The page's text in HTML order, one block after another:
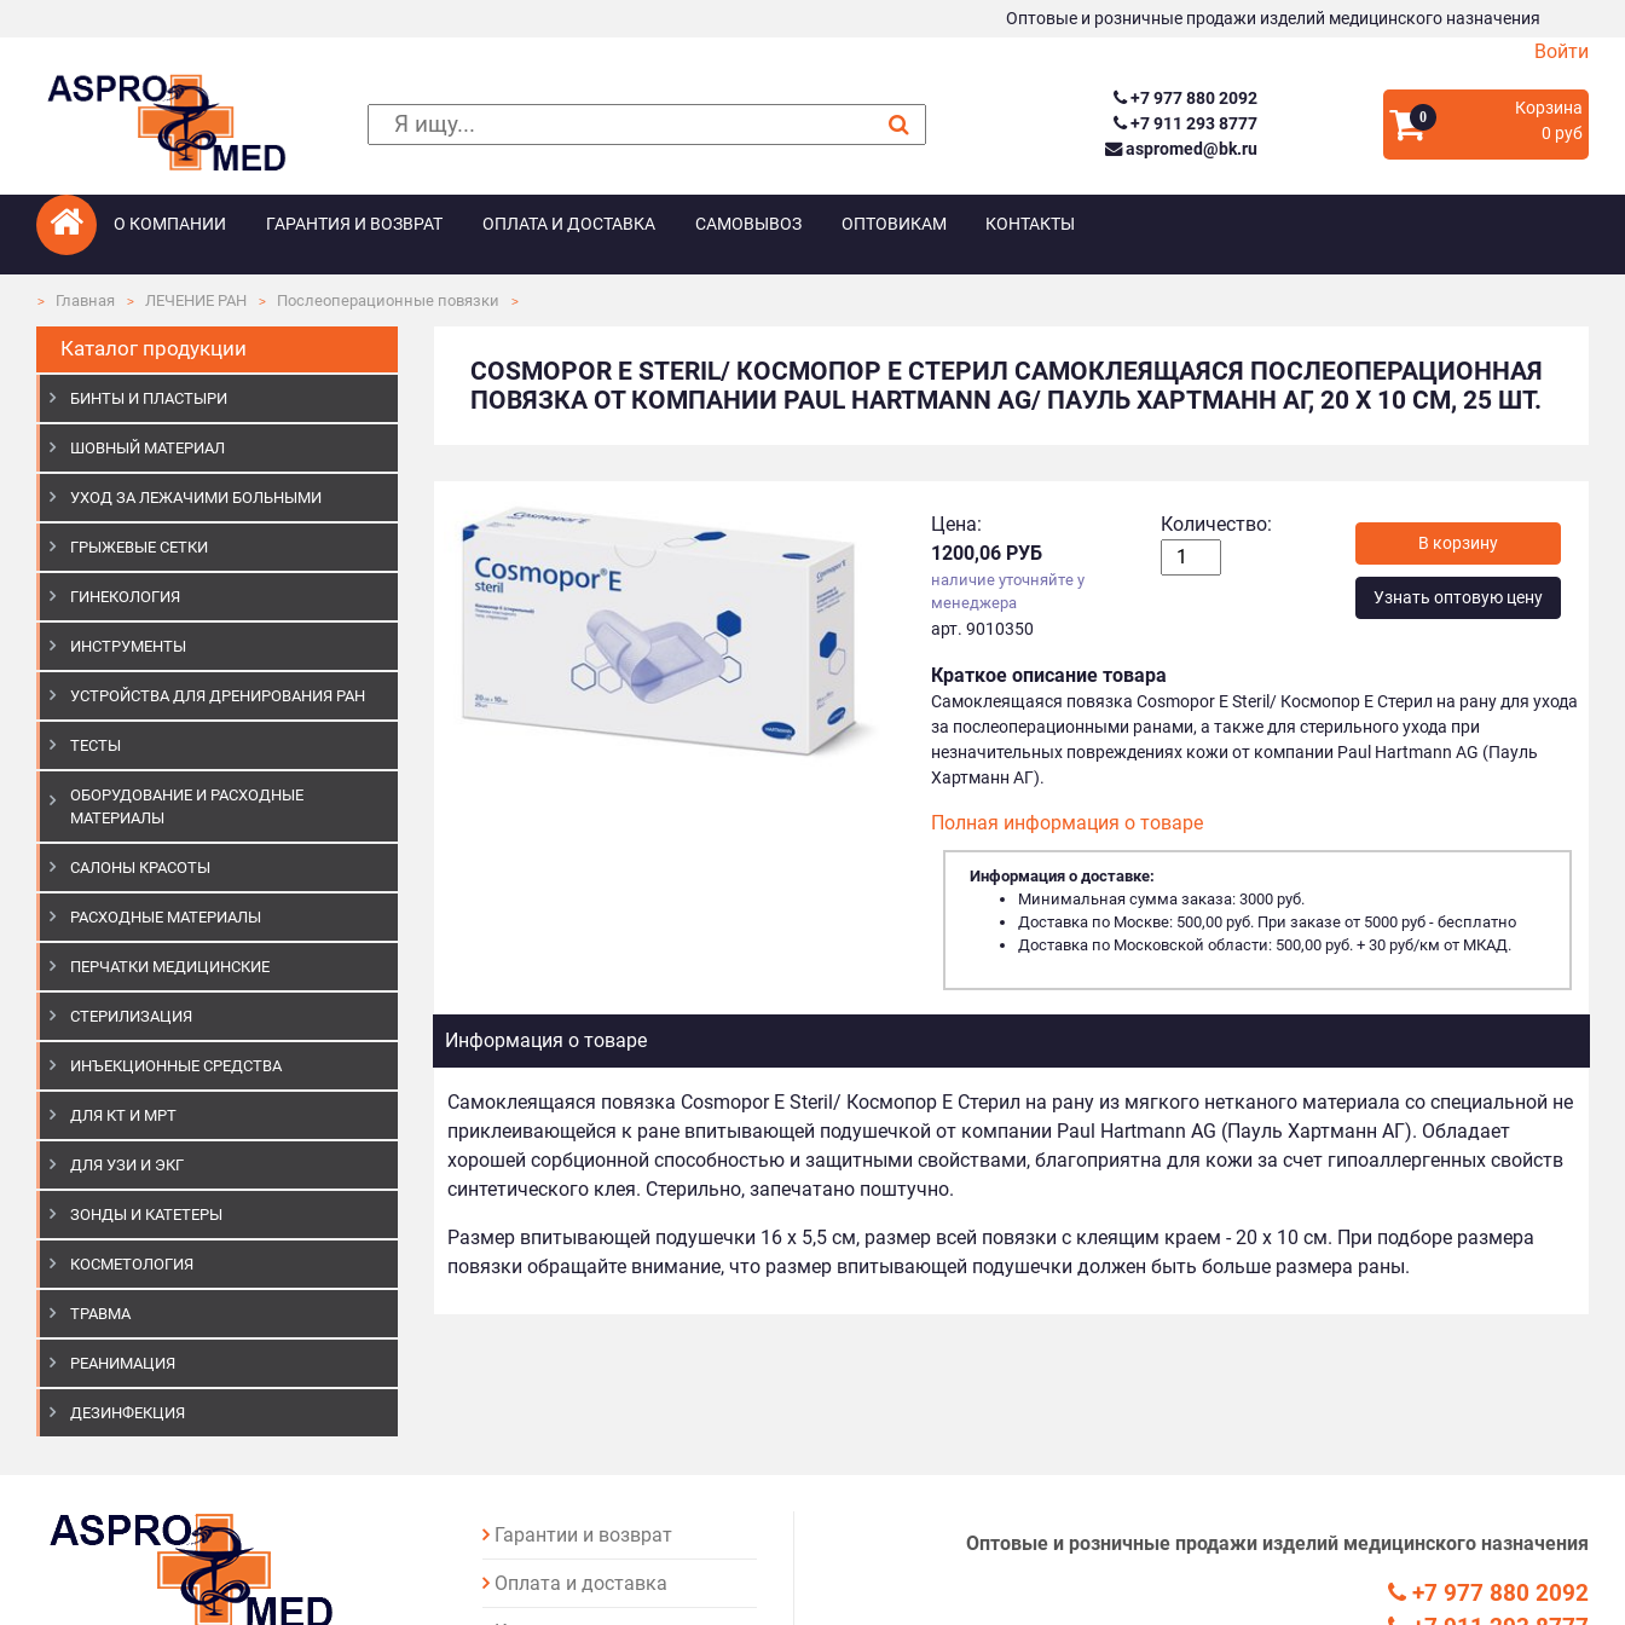
Оптовые и розничные продажи изделий медицинского назначения
Войти
+7 977 880 2092
+7 911 293 8777
aspromed@bk.ru
0
Корзина
0 руб
О КОМПАНИИ ГАРАНТИЯ И ВОЗВРАТ ОПЛАТА И ДОСТАВКА САМОВЫВОЗ ОПТОВИКАМ КОНТАКТЫ
Главная ЛЕЧЕНИЕ РАН Послеоперационные повязки
Каталог продукции
БИНТЫ И ПЛАСТЫРИ
ШОВНЫЙ МАТЕРИАЛ
УХОД ЗА ЛЕЖАЧИМИ БОЛЬНЫМИ
ГРЫЖЕВЫЕ СЕТКИ
ГИНЕКОЛОГИЯ
ИНСТРУМЕНТЫ
УСТРОЙСТВА ДЛЯ ДРЕНИРОВАНИЯ РАН
ТЕСТЫ
ОБОРУДОВАНИЕ И РАСХОДНЫЕ
МАТЕРИАЛЫ
САЛОНЫ КРАСОТЫ
РАСХОДНЫЕ МАТЕРИАЛЫ
ПЕРЧАТКИ МЕДИЦИНСКИЕ
СТЕРИЛИЗАЦИЯ
ИНЪЕКЦИОННЫЕ СРЕДСТВА
ДЛЯ КТ И МРТ
ДЛЯ УЗИ И ЭКГ
ЗОНДЫ И КАТЕТЕРЫ
КОСМЕТОЛОГИЯ
ТРАВМА
РЕАНИМАЦИЯ
ДЕЗИНФЕКЦИЯ
COSMOPOR E STERIL/ КОСМОПОР E СТЕРИЛ САМОКЛЕЯЩАЯСЯ ПОСЛЕОПЕРАЦИОННАЯ
ПОВЯЗКА ОТ КОМПАНИИ PAUL HARTMANN AG/ ПАУЛЬ ХАРТМАНН АГ, 20 Х 10 СМ, 25 ШТ.
Цена:
1200,06 РУБ
наличие уточняйте у
менеджера
арт. 9010350
Количество:
Узнать оптовую цену
Краткое описание товара
Самоклеящаяся повязка Cosmopor E Steril/ Космопор E Стерил на рану для ухода
за послеоперационными ранами, а также для стерильного ухода при
незначительных повреждениях кожи от компании Paul Hartmann AG (Пауль
Хартманн АГ).
Полная информация о товаре
Информация о доставке:
Минимальная сумма заказа: 3000 руб.
Доставка по Москве: 500,00 руб. При заказе от 5000 руб - бесплатно
Доставка по Московской области: 500,00 руб. + 30 руб/км от МКАД.
Информация о товаре
Самоклеящаяся повязка Cosmopor E Steril/ Космопор E Стерил на рану из мягкого нетканого материала со специальной не
приклеивающейся к ране впитывающей подушечкой от компании Paul Hartmann AG (Пауль Хартманн АГ). Обладает
хорошей сорбционной способностью и защитными свойствами, благоприятна для кожи за счет гипоаллергенных свойств
синтетического клея. Стерильно, запечатано поштучно.
Размер впитывающей подушечки 16 х 5,5 см, размер всей повязки с клеящим краем - 20 х 10 см. При подборе размера
повязки обращайте внимание, что размер впитывающей подушечки должен быть больше размера раны.
Гарантии и возврат
Оплата и доставка
Оптовые и розничные продажи изделий медицинского назначения
+7 977 880 2092